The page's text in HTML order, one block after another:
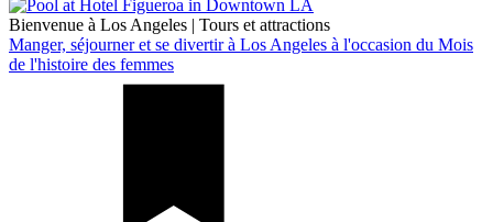
Bienvenue à Los Angeles | Tours et attractions
Manger, séjourner et se divertir à Los Angeles à l'occasion du Mois
de l'histoire des femmes